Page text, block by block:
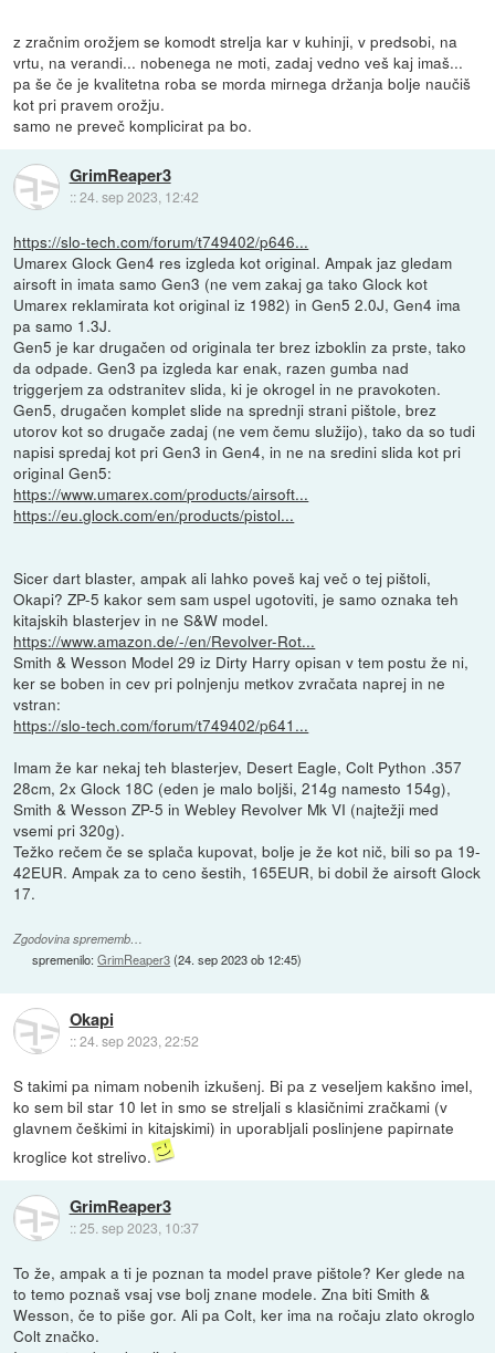
z zračnim orožjem se komodt strelja kar v kuhinji, v predsobi, na
vrtu, na verandi... nobenega ne moti, zadaj vedno veš kaj imaš...
pa še če je kvalitetna roba se morda mirnega držanja bolje naučiš
kot pri pravem orožju.
samo ne preveč komplicirat pa bo.
GrimReaper3
::24. sep 2023, 12:42
https://slo-tech.com/forum/t749402/p646...
Umarex Glock Gen4 res izgleda kot original. Ampak jaz gledam
airsoft in imata samo Gen3 (ne vem zakaj ga tako Glock kot
Umarex reklamirata kot original iz 1982) in Gen5 2.0J, Gen4 ima
pa samo 1.3J.
Gen5 je kar drugačen od originala ter brez izboklin za prste, tako
da odpade. Gen3 pa izgleda kar enak, razen gumba nad
triggerjem za odstranitev slida, ki je okrogel in ne pravokoten.
Gen5, drugačen komplet slide na sprednji strani pištole, brez
utorov kot so drugače zadaj (ne vem čemu služijo), tako da so tudi
napisi spredaj kot pri Gen3 in Gen4, in ne na sredini slida kot pri
original Gen5:
https://www.umarex.com/products/airsoft...
https://eu.glock.com/en/products/pistol...
Sicer dart blaster, ampak ali lahko poveš kaj več o tej pištoli,
Okapi? ZP-5 kakor sem sam uspel ugotoviti, je samo oznaka teh
kitajskih blasterjev in ne S&W model.
https://www.amazon.de/-/en/Revolver-Rot...
Smith & Wesson Model 29 iz Dirty Harry opisan v tem postu že ni,
ker se boben in cev pri polnjenju metkov zvračata naprej in ne
vstran:
https://slo-tech.com/forum/t749402/p641...
Imam že kar nekaj teh blasterjev, Desert Eagle, Colt Python .357
28cm, 2x Glock 18C (eden je malo boljši, 214g namesto 154g),
Smith & Wesson ZP-5 in Webley Revolver Mk VI (najtežji med
vsemi pri 320g).
Težko rečem če se splača kupovat, bolje je že kot nič, bili so pa 19-
42EUR. Ampak za to ceno šestih, 165EUR, bi dobil že airsoft Glock
17.
Zgodovina sprememb…
spremenilo:GrimReaper3(24. sep 2023 ob 12:45)
Okapi
::24. sep 2023, 22:52
S takimi pa nimam nobenih izkušenj. Bi pa z veseljem kakšno imel,
ko sem bil star 10 let in smo se streljali s klasičnimi zračkami (v
glavnem češkimi in kitajskimi) in uporabljali poslinjene papirnate
kroglice kot strelivo.
GrimReaper3
::25. sep 2023, 10:37
To že, ampak a ti je poznan ta model prave pištole? Ker glede na
to temo poznaš vsaj vse bolj znane modele. Zna biti Smith &
Wesson, če to piše gor. Ali pa Colt, ker ima na ročaju zlato okroglo
Colt značko.